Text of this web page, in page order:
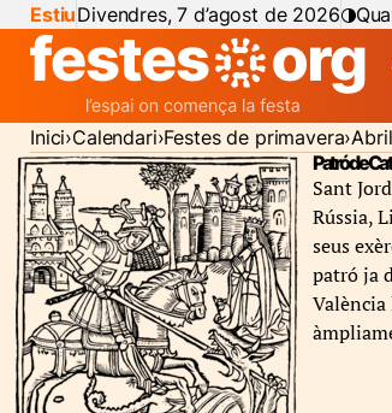
EstiuDivendres, 7 d’agost de 2026
Inici Calendari Festes de primavera Abril
Patró de
Sant
Rússia,
seus
patró ja